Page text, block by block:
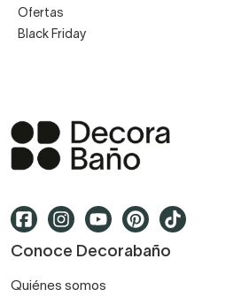
Ofertas
Black Friday
Conoce Decorabaño
Quiénes somos